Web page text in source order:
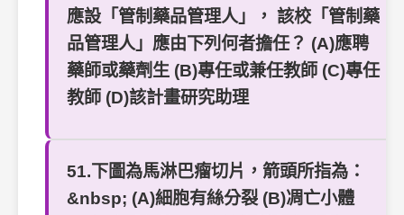
應設「管制藥品管理人」， 該校「管制藥
品管理人」應由下列何者擔任？ (A)應聘
藥師或藥劑生 (B)專任或兼任教師 (C)專任
教師 (D)該計畫研究助理
51.下圖為馬淋巴瘤切片，箭頭所指為：
&nbsp; (A)細胞有絲分裂 (B)凋亡小體